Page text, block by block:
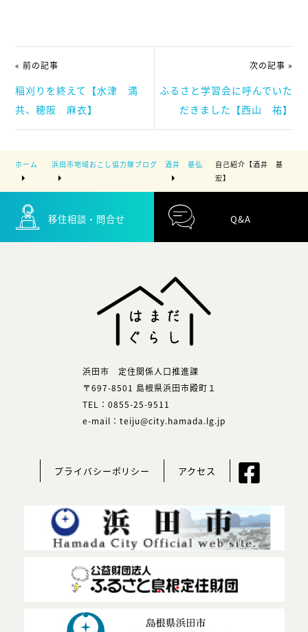
« 前の記事
稲刈りを終えて【水津 満
共、穂阪 麻衣】
次の記事 »
ふるさと学習会に呼んでいた
だきました【西山 祐】
ホーム 浜田市地域おこし協力隊ブログ 酒井 基弘
自己紹介【酒井 基
宏】
移住相談・問合せ Q&A
浜田市 定住関係人口推進課
〒697-8501 島根県浜田市殿町１
TEL：0855-25-9511
e-mail：teiju@city.hamada.lg.jp
プライバシーポリシー アクセス